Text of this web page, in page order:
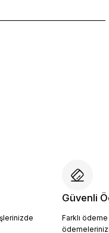
Güvenli
Farklı